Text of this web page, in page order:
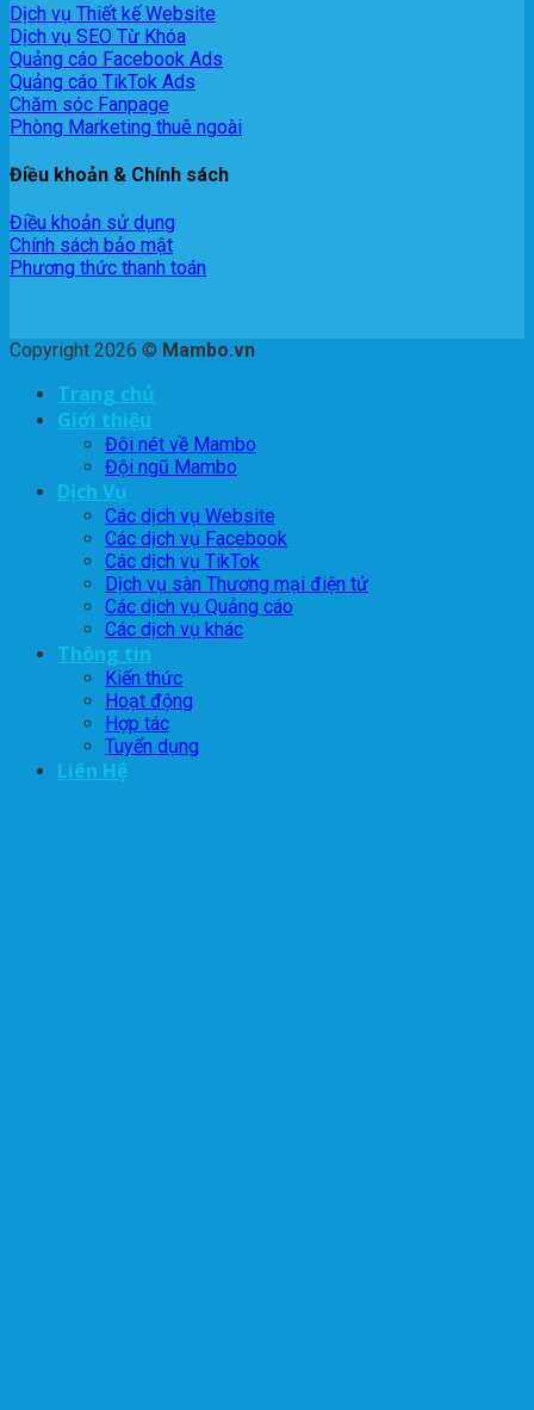
Dịch vụ Thiết kế Website
Dịch vụ SEO Từ Khóa
Quảng cáo Facebook Ads
Quảng cáo TikTok Ads
Chăm sóc Fanpage
Phòng Marketing thuê ngoài
Điều khoản & Chính sách
Điều khoản sử dụng
Chính sách bảo mật
Phương thức thanh toán
Copyright 2026 © Mambo.vn
Trang chủ
Giới thiệu
Đôi nét về Mambo
Đội ngũ Mambo
Dịch Vụ
Các dịch vụ Website
Các dịch vụ Facebook
Các dịch vụ TikTok
Dịch vụ sàn Thương mại điện tử
Các dịch vụ Quảng cáo
Các dịch vụ khác
Thông tin
Kiến thức
Hoạt động
Hợp tác
Tuyển dụng
Liên Hệ